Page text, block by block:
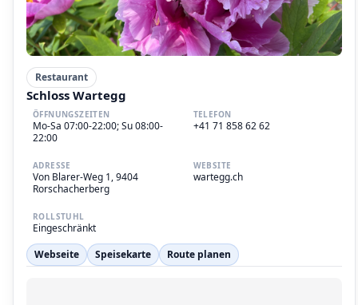
Restaurant
Schloss Wartegg
ÖFFNUNGSZEITEN
Mo-Sa 07:00-22:00; Su 08:00-
22:00
TELEFON
+41 71 858 62 62
ADRESSE
Von Blarer-Weg 1, 9404
Rorschacherberg
WEBSITE
wartegg.ch
ROLLSTUHL
Eingeschränkt
Webseite
Speisekarte Route planen